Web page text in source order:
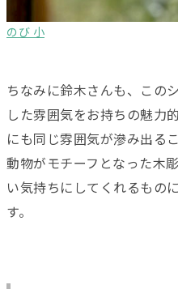
のび 小
ちなみに鈴木さんも、この
した雰囲気をお持ちの魅力
にも同じ雰囲気が滲み出る
動物がモチーフとなった木
い気持ちにしてくれるもの
す。